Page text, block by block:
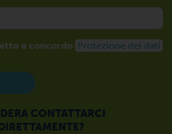
e concordo Protezione dei dati
CONTATTARCI